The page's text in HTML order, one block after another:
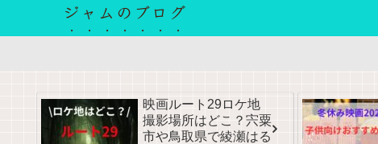
ジャムのブログ
映画ルート29ロケ地
撮影場所はどこ？宍粟
市や鳥取県で綾瀬はる